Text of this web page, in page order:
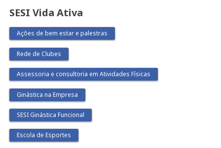
SESI Vida Ativa
Ações de bem estar e palestras
Rede de Clubes
Assessoria e consultoria em Atividades Físicas
Ginástica na Empresa
SESI Ginástica Funcional
Escola de Esportes